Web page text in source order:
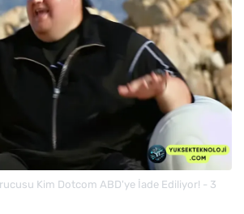
Kim Dotcom ABD'ye İade Ediliyor! - 3